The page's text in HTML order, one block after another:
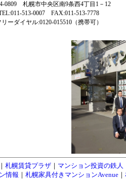
0809 札幌市中央区南9条西4丁目1－12
513-0007 FAX:011-513-7778
リーダイヤル:0120-015510（携帯可）
｜ 札幌賃貸プラザ ｜ マンション投資の鉄人
情報 ｜ 札幌家具付きマンションAvenue｜